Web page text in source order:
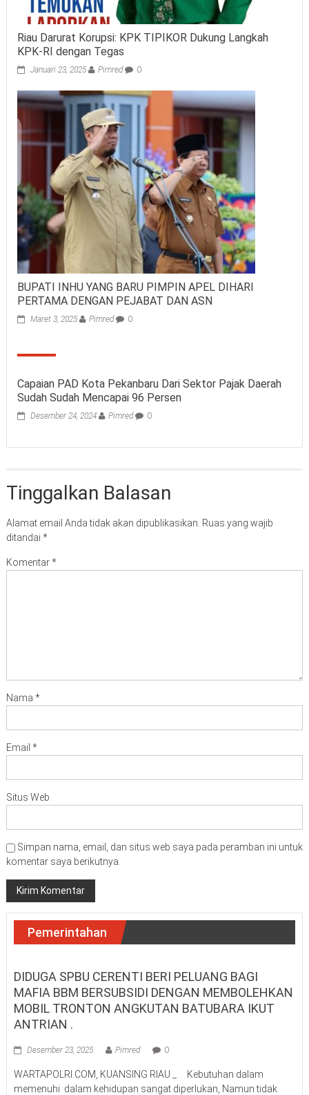
Riau Darurat Korupsi: KPK TIPIKOR Dukung Langkah
KPK-RI dengan Tegas
Januari 23, 2025 Pimred 0
BUPATI INHU YANG BARU PIMPIN APEL DIHARI
PERTAMA DENGAN PEJABAT DAN ASN
Maret 3, 2025 Pimred 0
Capaian PAD Kota Pekanbaru Dari Sektor Pajak Daerah
Sudah Sudah Mencapai 96 Persen
Desember 24, 2024 Pimred 0
Tinggalkan Balasan
Alamat email Anda tidak akan dipublikasikan. Ruas yang wajib
ditandai *
Komentar*
Nama *
Email *
Situs Web
Simpan nama, email, dan situs web saya pada peramban ini untuk
komentar saya berikutnya.
Pemerintahan
DIDUGA SPBU CERENTI BERI PELUANG BAGI
MAFIA BBM BERSUBSIDI DENGAN MEMBOLEHKAN
MOBIL TRONTON ANGKUTAN BATUBARA IKUT
ANTRIAN .
Desember 23, 2025 Pimred 0
WARTAPOLRI.COM, KUANSING RIAU _ Kebutuhan dalam
memenuhi dalam kehidupan sangat diperlukan, Namun tidak